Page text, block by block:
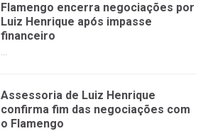
Flamengo encerra negociações por
Luiz Henrique após impasse
financeiro
...
Assessoria de Luiz Henrique
confirma fim das negociações com
o Flamengo